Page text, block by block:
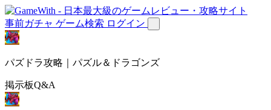
事前ガチャ ゲーム検索 ログイン
パズドラ攻略｜パズル＆ドラゴンズ
掲示板Q&A